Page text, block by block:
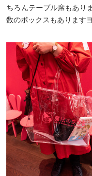
ちろんテーブル席もあり
数のボックスもありますヨ